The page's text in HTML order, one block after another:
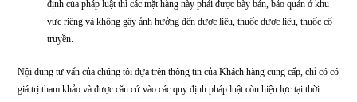
Cơ sở chuyên bán lẻ thuốc dược liệu, thuốc cổ truyền hoặc chuyên bán lẻ
thì chỉ cần có khu vực bảo quản tương ứng để bảo quản thuốc dược liệu,
d) Dụng cụ, bao bì tiếp xúc trực tiếp với thuốc dược liệu, thuốc cổ